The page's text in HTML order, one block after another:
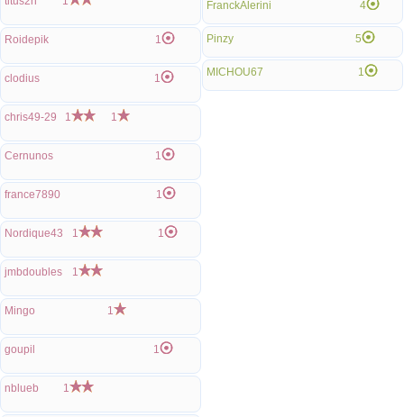
Roidepik 1
clodius 1
chris49-29 1 1
Cernunos 1
france7890 1
Nordique43 1 1
jmbdoubles 1
Mingo 1
goupil 1
nblueb 1
FranckAlerini 4
Pinzy 5
MICHOU67 1